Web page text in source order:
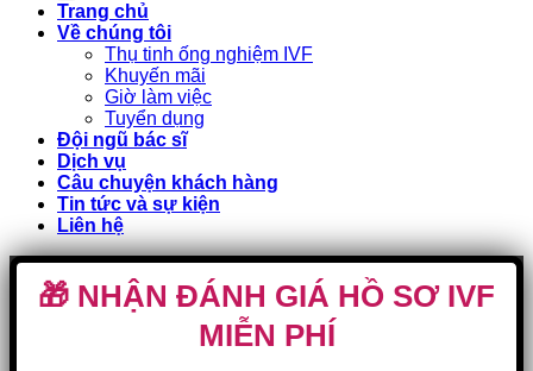
Trang chủ
Về chúng tôi
Thụ tinh ống nghiệm IVF
Khuyến mãi
Giờ làm việc
Tuyển dụng
Đội ngũ bác sĩ
Dịch vụ
Câu chuyện khách hàng
Tin tức và sự kiện
Liên hệ
🎁 NHẬN ĐÁNH GIÁ HỒ SƠ IVF
MIỄN PHÍ